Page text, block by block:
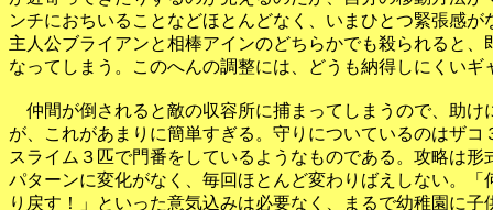
ンチにおちいることなどほとんどなく、いまひとつ緊張感が
主人公ブライアンと相棒アインのどちらかでも殺られると、
なってしまう。このへんの調整には、どうも納得しにくいギ
仲間が倒されると敵の収容所に捕まってしまうので、助け
が、これがあまりに簡単すぎる。守りについているのはザコ
スライム３匹で門番をしているようなものである。攻略は形
パターンに変化がなく、毎回ほとんど変わりばえしない。「
り戻す！」といった意気込みは必要なく、まるで幼稚園に子